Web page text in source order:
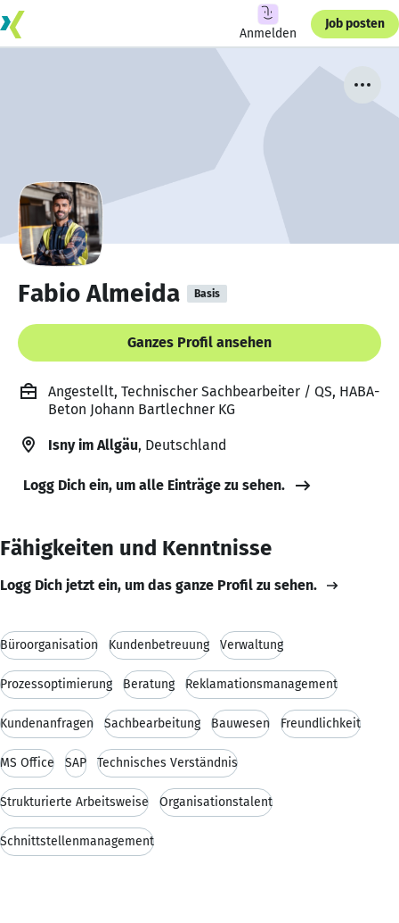
Anmelden
Job posten
Fabio Almeida Basis
Ganzes Profil ansehen
Angestellt, Technischer Sachbearbeiter / QS, HABA-
Beton Johann Bartlechner KG
Isny im Allgäu, Deutschland
Logg Dich ein, um alle Einträge zu sehen.
Fähigkeiten und Kenntnisse
Logg Dich jetzt ein, um das ganze Profil zu sehen.
Büroorganisation Kundenbetreuung Verwaltung
Prozessoptimierung Beratung Reklamationsmanagement
Kundenanfragen Sachbearbeitung Bauwesen Freundlichkeit
MS Office SAP Technisches Verständnis
Strukturierte Arbeitsweise Organisationstalent
Schnittstellenmanagement